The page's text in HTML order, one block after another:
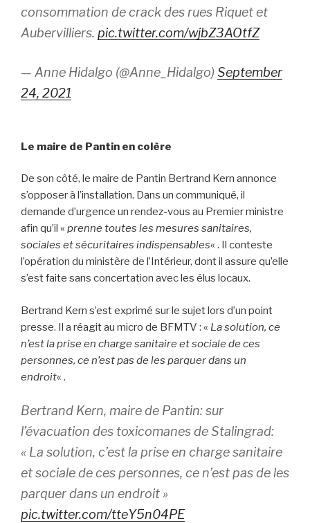
consommation de crack des rues Riquet et
Aubervilliers. pic.twitter.com/wjbZ3AOtfZ
— Anne Hidalgo (@Anne_Hidalgo) September
24, 2021
Le maire de Pantin en colère
De son côté, le maire de Pantin Bertrand Kern annonce
s’opposer à l’installation. Dans un communiqué, il
demande d’urgence un rendez-vous au Premier ministre
afin qu’il « prenne toutes les mesures sanitaires,
sociales et sécuritaires indispensables« . Il conteste
l’opération du ministère de l’Intérieur, dont il assure qu’elle
s’est faite sans concertation avec les élus locaux.
Bertrand Kern s’est exprimé sur le sujet lors d’un point
presse. Il a réagit au micro de BFMTV : « La solution, ce
n’est la prise en charge sanitaire et sociale de ces
personnes, ce n’est pas de les parquer dans un
endroit« .
Bertrand Kern, maire de Pantin: sur
l’évacuation des toxicomanes de Stalingrad:
« La solution, c’est la prise en charge sanitaire
et sociale de ces personnes, ce n’est pas de les
parquer dans un endroit »
pic.twitter.com/tteY5n04PE